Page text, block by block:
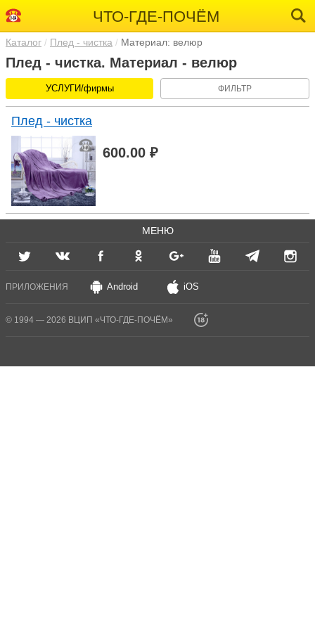
ЧТО-ГДЕ-ПОЧЁМ
Каталог Плед - чистка Материал: велюр
Плед - чистка. Материал - велюр
УСЛУГИ/фирмы ФИЛЬТР
Плед - чистка
600.00 ₽
МЕНЮ
ПРИЛОЖЕНИЯ Android iOS
© 1994 — 2026 ВЦИП «ЧТО-ГДЕ-ПОЧЁМ»